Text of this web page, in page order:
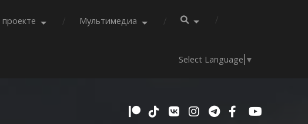
Мультимедиа
Select Language ▼